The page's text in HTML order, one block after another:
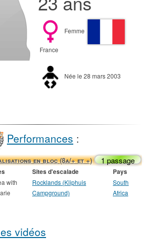
Femme
France
Née le 28 mars 2003
Performances :
en bloc (8a/+ et +) 1 passage
Sites d'escalade Pays
with
Rocklands (Kliphuis
Campground)
South
Africa
vidéos